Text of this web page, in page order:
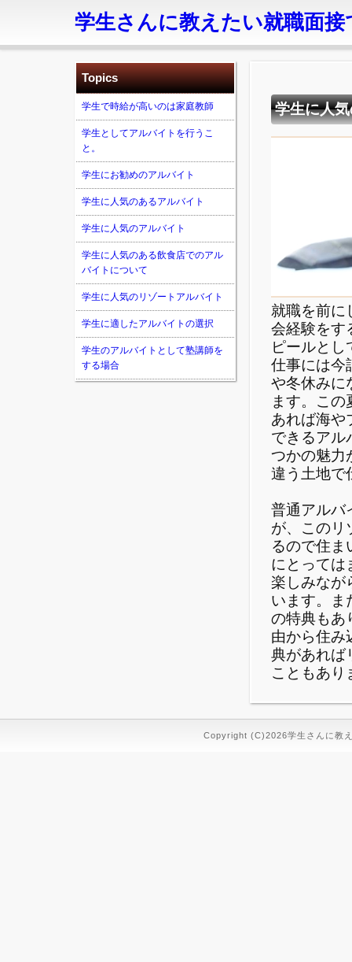
学生さんに教えたい就職面接
Topics
学生で時給が高いのは家庭教師
学生としてアルバイトを行うこ
と。
学生にお勧めのアルバイト
学生に人気のあるアルバイト
学生に人気のアルバイト
学生に人気のある飲食店でのアル
バイトについて
学生に人気のリゾートアルバイト
学生に適したアルバイトの選択
学生のアルバイトとして塾講師を
する場合
学生に人
就職を前に
会経験をす
ピールとし
仕事には今
や冬休みに
ます。こ
あれば海や
できるアル
つかの魅力
違う土地で
普通アルバ
が、このリ
るので住ま
にとっては
楽しみなが
います。ま
の特典もあ
由から住み
典があれば
こともあり
Copyright (C)2026学生さんに教